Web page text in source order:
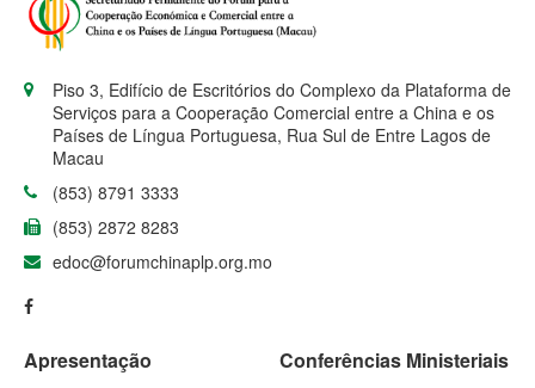
Piso 3, Edifício de Escritórios do Complexo da Plataforma de
Serviços para a Cooperação Comercial entre a China e os
Países de Língua Portuguesa, Rua Sul de Entre Lagos de
Macau
(853) 8791 3333
(853) 2872 8283
edoc@forumchinaplp.org.mo
Apresentação Conferências Ministeriais